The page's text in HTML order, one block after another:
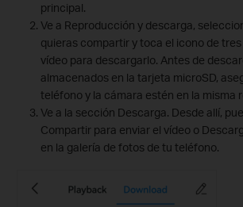
principal.
Ve a Reproducción y descarga,
quieras compartir y toca el icono de
vídeo para descargarlo. Antes de
almacenados en la tarjeta microSD,
teléfono y la cámara estén en la misma
Ve a la sección Descarga. Desde allí,
Compartir para enviar el vídeo o
en la galería de fotos de tu teléfono.